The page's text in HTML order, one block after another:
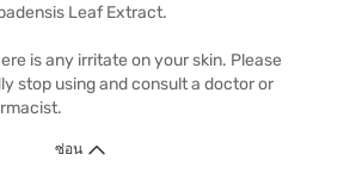
Leaf Extract.
is any irritate on your skin. Please
stop using and consult a doctor or
ซ่อน